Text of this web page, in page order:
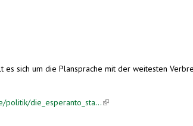
es sich um die Plansprache mit der weitesten
politik/die_esperanto_sta...(link is external)